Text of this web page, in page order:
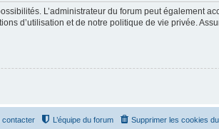
L’administrateur du forum peut également
d’utilisation et de notre politique de vie privée.
Supprimer les cookies
L’équipe du forum
contacter